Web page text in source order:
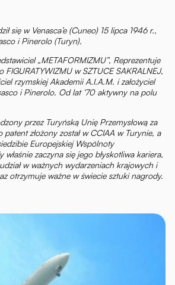
się w Venasca’e (Cuneo) 15 lipca 1946 r.,
i Pinerolo (Turyn).
„METAFORMIZMU”, Reprezentuje
FIGURATYWIZMU w SZTUCE SAKRALNEJ,
rzymskiej Akademii A.I.A.M. i założyciel
i Pinerolo. Od lat ‘70 aktywny na polu
przez Turyńską Unię Przemysłową za
złożony został w CCIAA w Turynie, a
Europejskiej Wspólnoty
zaczyna się jego błyskotliwa kariera,
w ważnych wydarzeniach krajowych i
otrzymuje ważne w świecie sztuki nagrody.